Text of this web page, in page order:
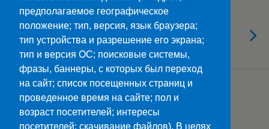
10.06.2022
9 июня отмечается
Международный день друзей!
Загрузить Еще Из Этой Категории…
предполагаемое географическое
положение; тип, версия, язык браузера;
тип устройства и разрешение его экрана;
тип и версия ОС; поисковые системы,
фразы, баннеры, с которых был переход
на сайт; список посещенных страниц и
проведенное время на сайте; пол и
возраст посетителей; интересы
посетителей; скачивание файлов). В целях